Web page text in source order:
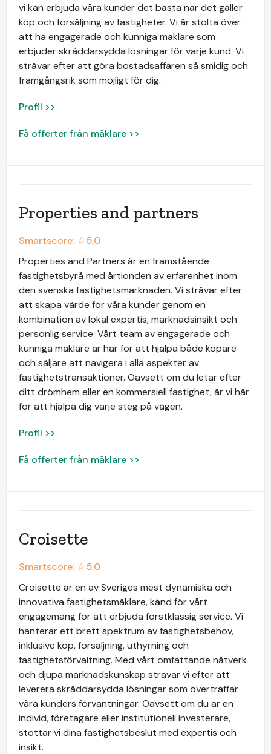
vi kan erbjuda våra kunder det bästa när det gäller
köp och försäljning av fastigheter. Vi är stolta över
att ha engagerade och kunniga mäklare som
erbjuder skräddarsydda lösningar för varje kund. Vi
strävar efter att göra bostadsaffären så smidig och
framgångsrik som möjligt för dig.
Profil >>
Få offerter från mäklare >>
Properties and partners
Smartscore: ☆5.0
Properties and Partners är en framstående
fastighetsbyrå med årtionden av erfarenhet inom
den svenska fastighetsmarknaden. Vi strävar efter
att skapa värde för våra kunder genom en
kombination av lokal expertis, marknadsinsikt och
personlig service. Vårt team av engagerade och
kunniga mäklare är här för att hjälpa både köpare
och säljare att navigera i alla aspekter av
fastighetstransaktioner. Oavsett om du letar efter
ditt drömhem eller en kommersiell fastighet, är vi här
för att hjälpa dig varje steg på vägen.
Profil >>
Få offerter från mäklare >>
Croisette
Smartscore: ☆5.0
Croisette är en av Sveriges mest dynamiska och
innovativa fastighetsmäklare, känd för vårt
engagemang för att erbjuda förstklassig service. Vi
hanterar ett brett spektrum av fastighetsbehov,
inklusive köp, försäljning, uthyrning och
fastighetsförvaltning. Med vårt omfattande nätverk
och djupa marknadskunskap strävar vi efter att
leverera skräddarsydda lösningar som överträffar
våra kunders förväntningar. Oavsett om du är en
individ, företagare eller institutionell investerare,
stöttar vi dina fastighetsbeslut med expertis och
insikt.